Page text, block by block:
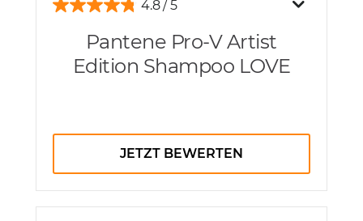
4.8
Pantene Pro-V Artist
Edition Shampoo LOVE
JETZT BEWERTEN